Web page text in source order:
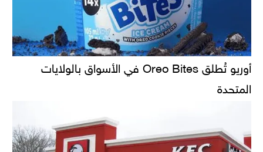
أوريو تُطلق Oreo Bites في الأسواق بالولايات
المتحدة